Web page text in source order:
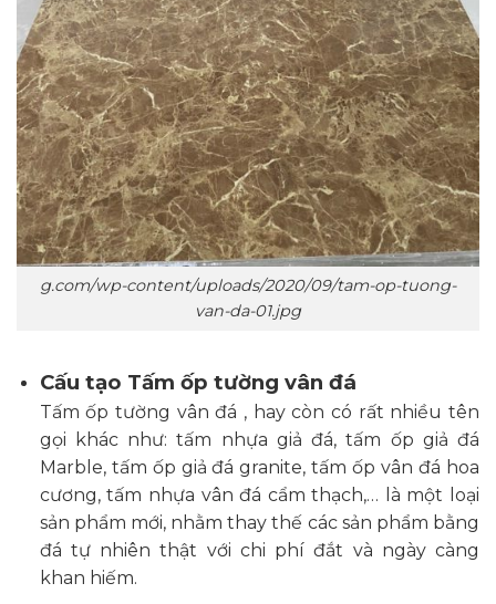
g.com/wp-content/uploads/2020/09/tam-op-tuong-
van-da-01.jpg
Cấu tạo Tấm ốp tường vân đá
Tấm ốp tường vân đá , hay còn có rất nhiều tên
gọi khác như: tấm nhựa giả đá, tấm ốp giả đá
Marble, tấm ốp giả đá granite, tấm ốp vân đá hoa
cương, tấm nhựa vân đá cẩm thạch,… là một loại
sản phẩm mới, nhằm thay thế các sản phẩm bằng
đá tự nhiên thật với chi phí đắt và ngày càng
khan hiếm.